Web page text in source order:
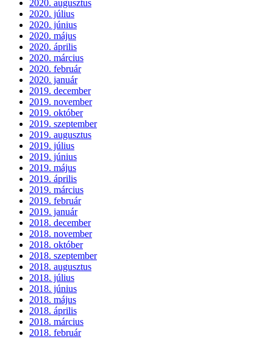
2020. augusztus
2020. július
2020. június
2020. május
2020. április
2020. március
2020. február
2020. január
2019. december
2019. november
2019. október
2019. szeptember
2019. augusztus
2019. július
2019. június
2019. május
2019. április
2019. március
2019. február
2019. január
2018. december
2018. november
2018. október
2018. szeptember
2018. augusztus
2018. július
2018. június
2018. május
2018. április
2018. március
2018. február